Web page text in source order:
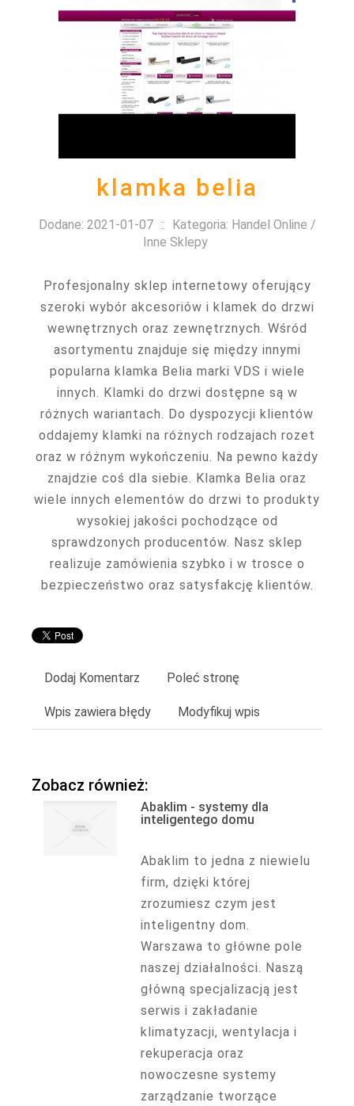
klamka belia
Dodane: 2021-01-07 :: Kategoria: Handel Online /
Inne Sklepy
Profesjonalny sklep internetowy oferujący
szeroki wybór akcesoriów i klamek do drzwi
wewnętrznych oraz zewnętrznych. Wśród
asortymentu znajduje się między innymi
popularna klamka Belia marki VDS i wiele
innych. Klamki do drzwi dostępne są w
różnych wariantach. Do dyspozycji klientów
oddajemy klamki na różnych rodzajach rozet
oraz w różnym wykończeniu. Na pewno każdy
znajdzie coś dla siebie. Klamka Belia oraz
wiele innych elementów do drzwi to produkty
wysokiej jakości pochodzące od
sprawdzonych producentów. Nasz sklep
realizuje zamówienia szybko i w trosce o
bezpieczeństwo oraz satysfakcję klientów.
Dodaj Komentarz Poleć stronę
Wpis zawiera błędy Modyfikuj wpis
Zobacz również:
Abaklim - systemy dla
inteligentego domu
Abaklim to jedna z niewielu
firm, dzięki której
zrozumiesz czym jest
inteligentny dom.
Warszawa to główne pole
naszej działalności. Naszą
główną specjalizacją jest
serwis i zakładanie
klimatyzacji, wentylacja i
rekuperacja oraz
nowoczesne systemy
zarządzanie tworzące